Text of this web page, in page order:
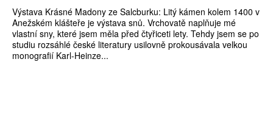
Výstava Krásné Madony ze Salcburku: Litý kámen kolem 1400 v
Anežském klášteře je výstava snů. Vrchovatě naplňuje mé
vlastní sny, které jsem měla před čtyřiceti lety. Tehdy jsem se po
studiu rozsáhlé české literatury usilovně prokousávala velkou
monografií Karl-Heinze...